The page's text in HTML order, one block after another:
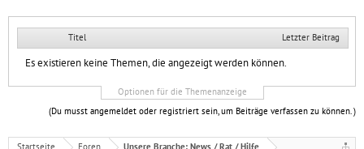
Titel Letzter Beitrag
Es existieren keine Themen, die angezeigt werden können.
Optionen für die Themenanzeige
(Du musst angemeldet oder registriert sein, um Beiträge verfassen zu können. )